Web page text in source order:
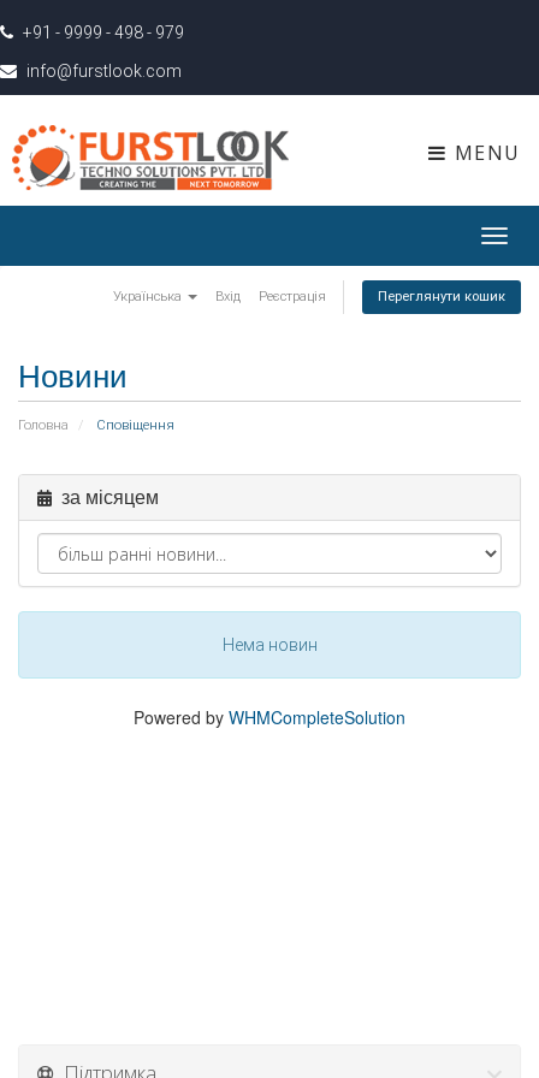
+91 - 9999 - 498 - 979
info@furstlook.com
MENU
Українська Вхід Реєстрація Переглянути кошик
Новини
Головна Сповіщення
за місяцем
Нема новин
Powered by WHMCompleteSolution
Підтримка